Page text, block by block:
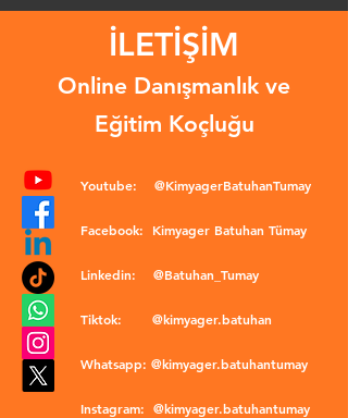
İLETİŞİM
Online Danışmanlık ve
Eğitim Koçluğu
Youtube: @KimyagerBatuhanTumay
Facebook: Kimyager Batuhan Tümay
Linkedin: @Batuhan_Tumay
Tiktok: @kimyager.batuhan
Whatsapp: @kimyager.batuhantumay
Instagram: @kimyager.batuhantumay